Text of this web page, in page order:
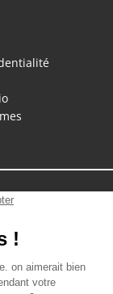
/ Android